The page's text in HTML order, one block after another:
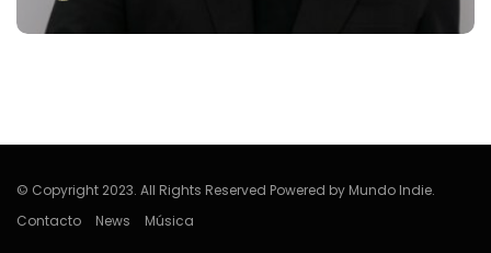
© Copyright 2023. All Rights Reserved Powered by Mundo Indie.
Contacto
News Música